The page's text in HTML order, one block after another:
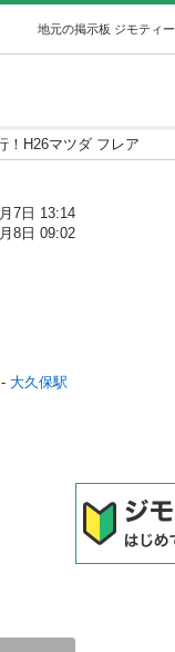
地元の掲示板 ジモティー
！H26マツダ フレア
7日 13:14
8日 09:02
大久保駅